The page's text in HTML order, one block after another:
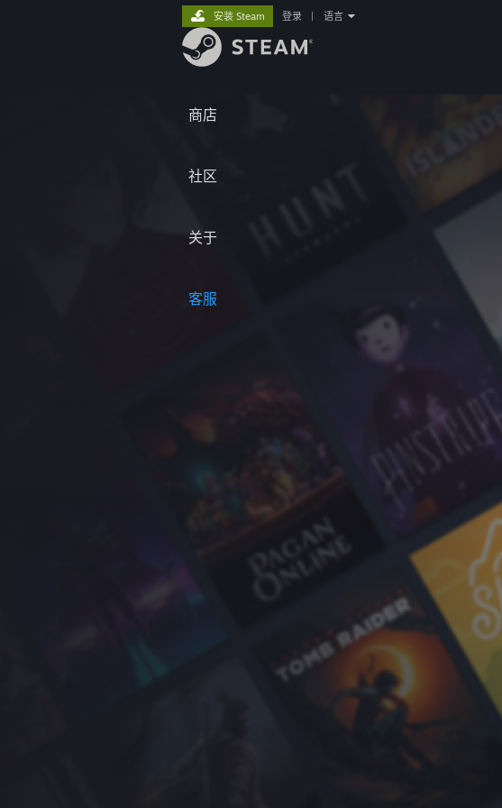
商店
社区
关于
客服
安装 Steam 登录 语言